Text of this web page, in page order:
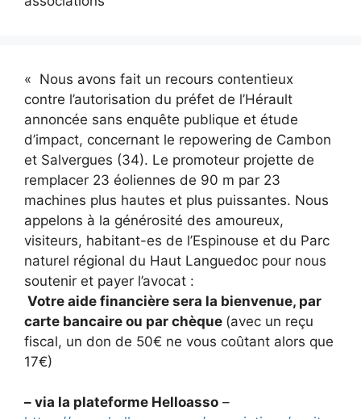
« Nous avons fait un recours contentieux
contre l’autorisation du préfet de l’Hérault
annoncée sans enquête publique et étude
d’impact, concernant le repowering de Cambon
et Salvergues (34). Le promoteur projette de
remplacer 23 éoliennes de 90 m par 23
machines plus hautes et plus puissantes. Nous
appelons à la générosité des amoureux,
visiteurs, habitant-es de l’Espinouse et du Parc
naturel régional du Haut Languedoc pour nous
soutenir et payer l’avocat :
Votre aide financière sera la bienvenue, par
carte bancaire ou par chèque (avec un reçu
fiscal, un don de 50€ ne vous coûtant alors que
17€)
– via la plateforme Helloasso –